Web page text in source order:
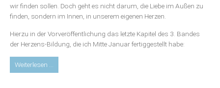
wir finden sollen. Doch geht es nicht darum, die Liebe im Außen zu
finden, sondern im Innen, in unserem eigenen Herzen.
Hierzu in der Vorveröffentlichung das letzte Kapitel des 3. Bandes
der Herzens-Bildung, die ich Mitte Januar fertiggestellt habe:
Weiterlesen …
Liebe